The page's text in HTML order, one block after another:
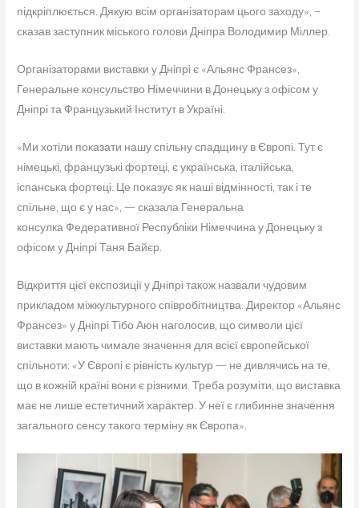
підкріплюється. Дякую всім організаторам цього заходу», –
сказав заступник міського голови Дніпра Володимир Міллер.
Організаторами виставки у Дніпрі є «Альянс Франсез»,
Генеральне консульство Німеччини в Донецьку з офісом у
Дніпрі та Французький Інститут в Україні.
«Ми хотіли показати нашу спільну спадщину в Європі. Тут є
німецькі, французькі фортеці, є українська, італійська,
іспанська фортеці. Це показує як наші відмінності, так і те
спільне, що є у нас», — сказала Генеральна
консулка Федеративної Республіки Німеччина у Донецьку з
офісом у Дніпрі Таня Байєр.
Відкриття цієї експозиції у Дніпрі також назвали чудовим
прикладом міжкультурного співробітництва. Директор «Альянс
Франсез» у Дніпрі Тібо Аюн наголосив, що символи цієї
виставки мають чимале значення для всієї європейської
спільноти: «У Європі є рівність культур — не дивлячись на те,
що в кожній країні вони є різними. Треба розуміти, що виставка
має не лише естетичний характер. У неї є глибинне значення
загального сенсу такого терміну як Європа».